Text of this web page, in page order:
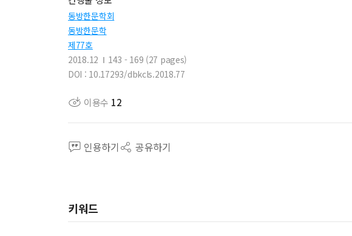
동방한문학회
동방한문학
제77호
2018.12
143 - 169 (27 pages)
DOI : 10.17293/dbkcls.2018.77
이용수 12
인용하기 공유하기
키워드